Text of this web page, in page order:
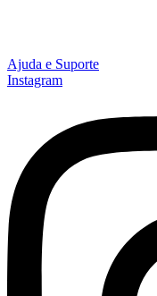
Ajuda e Suporte
Instagram